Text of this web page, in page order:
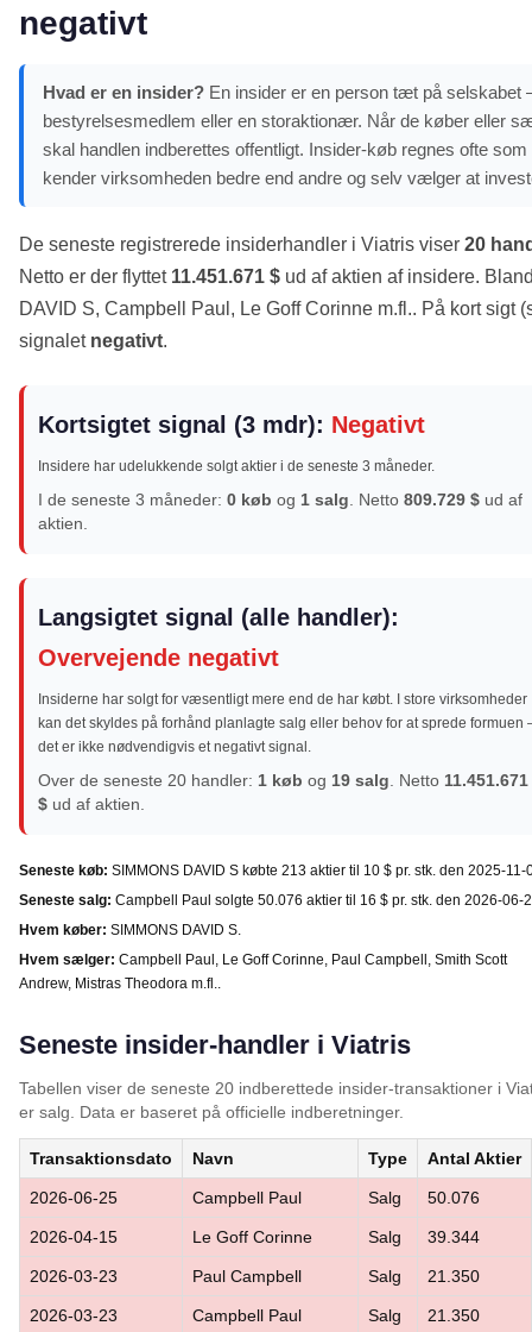
negativt
Hvad er en insider? En insider er en person tæt på selskabet
bestyrelsesmedlem eller en storaktionær. Når de køber eller
skal handlen indberettes offentligt. Insider-køb regnes ofte
kender virksomheden bedre end andre og selv vælger at
De seneste registrerede insiderhandler i Viatris viser 20
Netto er der flyttet 11.451.671 $ ud af aktien af insidere.
DAVID S, Campbell Paul, Le Goff Corinne m.fl.. På kort sigt
signalet negativt.
Kortsigtet signal (3 mdr): Negativt
Insidere har udelukkende solgt aktier i de seneste 3 måneder.
I de seneste 3 måneder: 0 køb og 1 salg . Netto 809.729 $ ud af
aktien.
Langsigtet signal (alle handler):
Overvejende negativt
Insiderne har solgt for væsentligt mere end de har købt. I store virksomheder
kan det skyldes på forhånd planlagte salg eller behov for at sprede formuen
det er ikke nødvendigvis et negativt signal.
Over de seneste 20 handler: 1 køb og 19 salg . Netto 11.451.671
$ ud af aktien.
Seneste køb: SIMMONS DAVID S købte 213 aktier til 10 $ pr. stk. den 2025-11-
Seneste salg: Campbell Paul solgte 50.076 aktier til 16 $ pr. stk. den 2026-06-
Hvem køber: SIMMONS DAVID S.
Hvem sælger: Campbell Paul, Le Goff Corinne, Paul Campbell, Smith Scott
Andrew, Mistras Theodora m.fl..
Seneste insider-handler i Viatris
Tabellen viser de seneste 20 indberettede insider-transaktioner i
er salg. Data er baseret på officielle indberetninger.
Transaktionsdato Navn Type Antal Aktier
2026-06-25 Campbell Paul Salg 50.076
2026-04-15 Le Goff Corinne Salg 39.344
2026-03-23 Paul Campbell Salg 21.350
2026-03-23 Campbell Paul Salg 21.350